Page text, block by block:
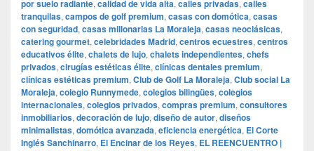
por suelo radiante, calidad de vida alta, calles privadas, calles
tranquilas, campos de golf premium, casas con domótica, casas
con seguridad, casas millonarias La Moraleja, casas neoclásicas,
catering gourmet, celebridades Madrid, centros ecuestres, centros
educativos élite, chalets de lujo, chalets independientes, chefs
privados, cirugías estéticas élite, clínicas dentales premium,
clínicas estéticas premium, Club de Golf La Moraleja, Club social La
Moraleja, colegio Runnymede, colegios bilingües, colegios
internacionales, colegios privados, compras premium, consultores
inmobiliarios, decoración de lujo, diseño de autor, diseños
minimalistas, domótica avanzada, eficiencia energética, El Corte
Inglés Sanchinarro, El Encinar de los Reyes, EL REENCUENTRO |